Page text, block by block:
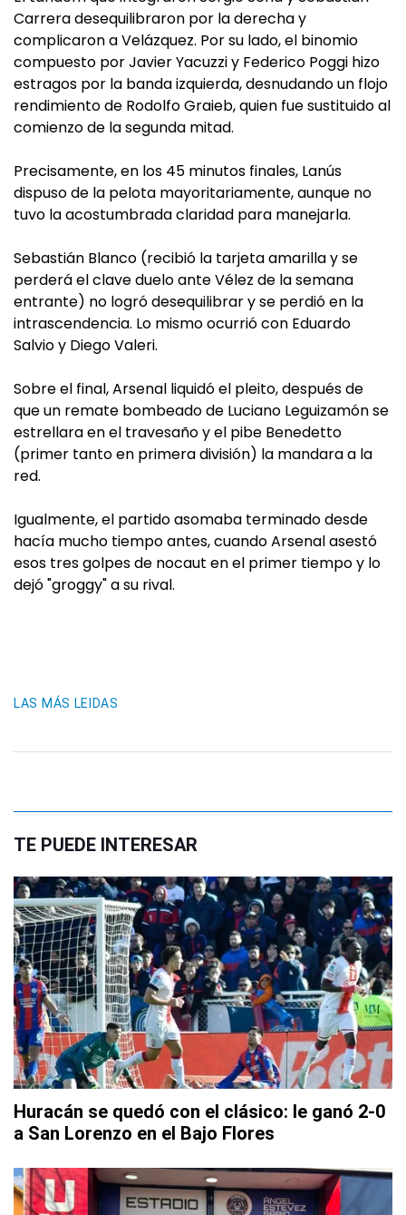
Carrera desequilibraron por la derecha y
complicaron a Velázquez. Por su lado, el binomio
compuesto por Javier Yacuzzi y Federico Poggi hizo
estragos por la banda izquierda, desnudando un flojo
rendimiento de Rodolfo Graieb, quien fue sustituido al
comienzo de la segunda mitad.
Precisamente, en los 45 minutos finales, Lanús
dispuso de la pelota mayoritariamente, aunque no
tuvo la acostumbrada claridad para manejarla.
Sebastián Blanco (recibió la tarjeta amarilla y se
perderá el clave duelo ante Vélez de la semana
entrante) no logró desequilibrar y se perdió en la
intrascendencia. Lo mismo ocurrió con Eduardo
Salvio y Diego Valeri.
Sobre el final, Arsenal liquidó el pleito, después de
que un remate bombeado de Luciano Leguizamón se
estrellara en el travesaño y el pibe Benedetto
(primer tanto en primera división) la mandara a la
red.
Igualmente, el partido asomaba terminado desde
hacía mucho tiempo antes, cuando Arsenal asestó
esos tres golpes de nocaut en el primer tiempo y lo
dejó "groggy" a su rival.
LAS MÁS LEIDAS
TE PUEDE INTERESAR
Huracán se quedó con el clásico: le ganó 2-0
a San Lorenzo en el Bajo Flores